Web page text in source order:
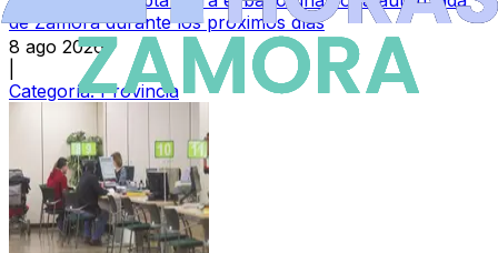
de Zamora durante los próximos días
8 ago 2026
Categoría:Provincia